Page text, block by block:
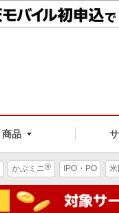
商品
かぶミニ® IPO・PO